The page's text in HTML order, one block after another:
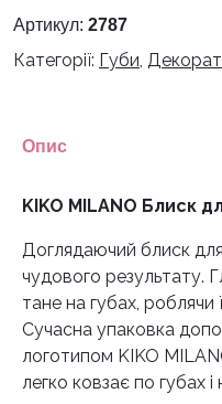
Блиск
для
кількість
Артикул: 2787
Категорії: Губи,
Опис
KIKO MILANO ­Блиск
Доглядаючий блиск
чудового результату.
тане на губах, роблячи
Сучасна упаковка
логотипом KIKO
легко ковзає по губах